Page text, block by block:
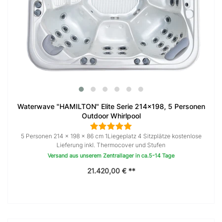
Waterwave "HAMILTON" Elite Serie 214x198, 5 Personen
Outdoor Whirlpool
5 Personen 214 × 198 x 86 cm 1Liegeplatz 4 Sitzplätze kostenlose
Lieferung inkl. Thermocover und Stufen
Versand aus unserem Zentrallager in ca.5-14 Tage
21.420,00 € **